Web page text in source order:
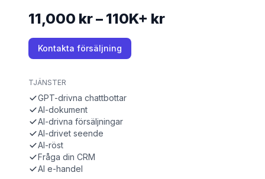
11,000 kr – 110K+ kr
Kontakta försäljning
TJÄNSTER
GPT-drivna chattbottar
AI-dokument
AI-drivna försäljningar
AI-drivet seende
AI-röst
Fråga din CRM
AI e-handel